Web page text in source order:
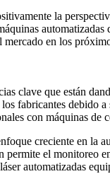
la
mercado en los
clave que están
fabricantes debido
con máquinas
creciente en
permite el
automatizadas